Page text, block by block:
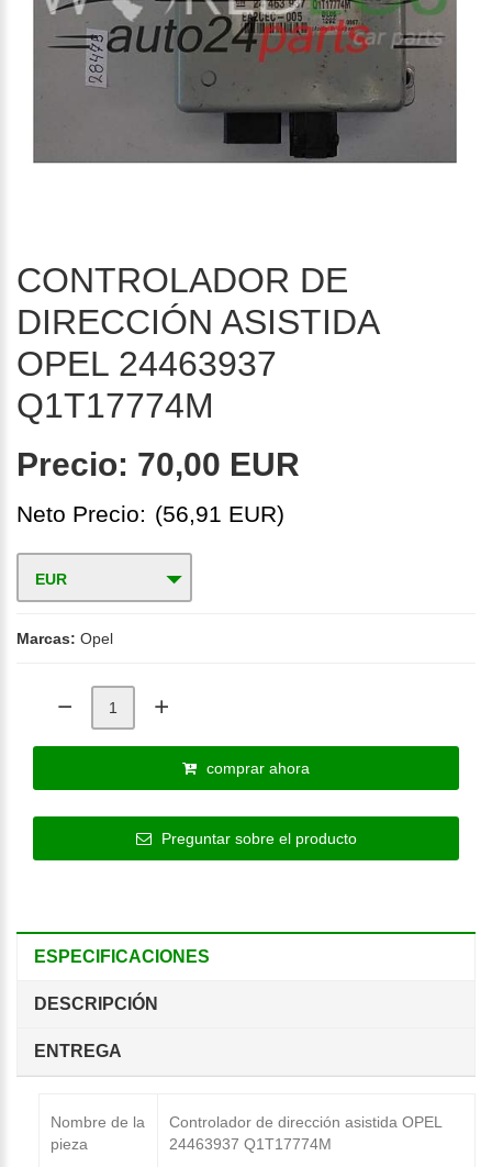
CONTROLADOR DE
DIRECCIÓN ASISTIDA
OPEL 24463937
Q1T17774M
Precio: 70,00 EUR
Neto Precio: (56,91 EUR)
EUR
Marcas: Opel
comprar ahora
Preguntar sobre el producto
ESPECIFICACIONES
DESCRIPCIÓN
ENTREGA
Nombre de la
pieza
Controlador de dirección asistida OPEL
24463937 Q1T17774M